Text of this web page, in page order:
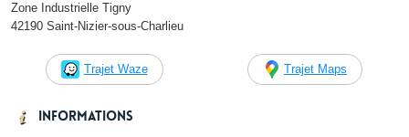
Zone Industrielle Tigny
42190 Saint-Nizier-sous-Charlieu
Trajet Waze Trajet Maps
Informations